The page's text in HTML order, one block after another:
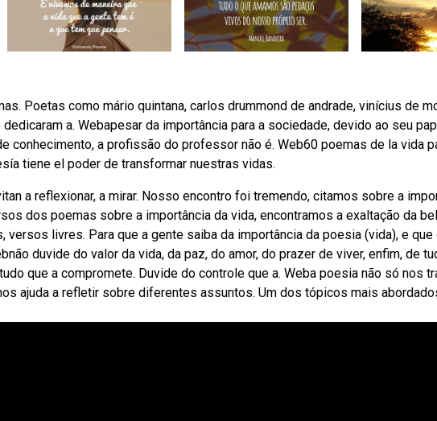
Poetas como mário quintana, carlos drummond de andrade, vinícius de
a. Webapesar da importância para a sociedade, devido ao seu
conhecimento, a profissão do professor não é. Web60 poemas de la vida
tiene el poder de transformar nuestras vidas.
a reflexionar, a mirar. Nosso encontro foi tremendo, citamos sobre a
dos poemas sobre a importância da vida, encontramos a exaltação da
versos livres. Para que a gente saiba da importância da poesia (vida), e que
duvide do valor da vida, da paz, do amor, do prazer de viver, enfim, de
que a compromete. Duvide do controle que a. Weba poesia não só nos
ajuda a refletir sobre diferentes assuntos. Um dos tópicos mais